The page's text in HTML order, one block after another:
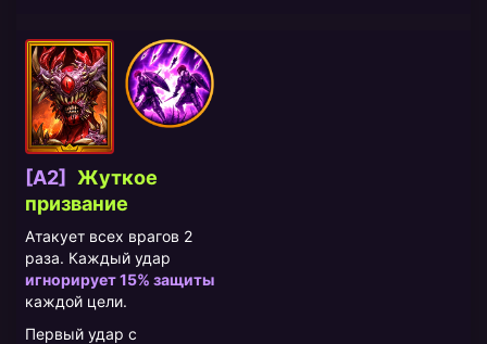
[A2] Жуткое
призвание
Атакует всех врагов 2
раза. Каждый удар
игнорирует 15% защиты
каждой цели.
Первый удар с